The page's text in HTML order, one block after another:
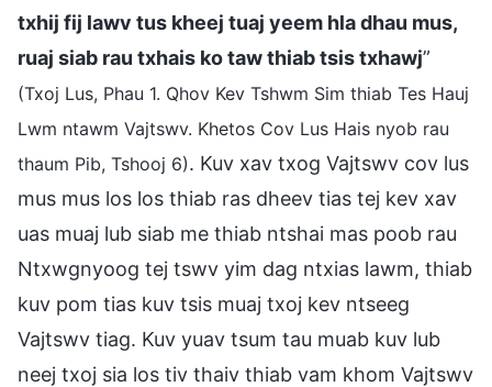
txhij fij lawv tus kheej tuaj yeem hla dhau mus,
ruaj siab rau txhais ko taw thiab tsis txhawj”
(Txoj Lus, Phau 1. Qhov Kev Tshwm Sim thiab Tes Hauj
Lwm ntawm Vajtswv. Khetos Cov Lus Hais nyob rau
thaum Pib, Tshooj 6). Kuv xav txog Vajtswv cov lus
mus mus los los thiab ras dheev tias tej kev xav
uas muaj lub siab me thiab ntshai mas poob rau
Ntxwgnyoog tej tswv yim dag ntxias lawm, thiab
kuv pom tias kuv tsis muaj txoj kev ntseeg
Vajtswv tiag. Kuv yuav tsum tau muab kuv lub
neej txoj sia los tiv thaiv thiab vam khom Vajtswv